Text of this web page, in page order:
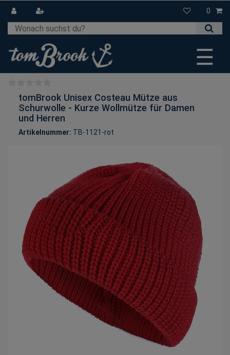
0
☰
tomBrook Unisex Costeau Mütze aus
Schurwolle - Kurze Wollmütze für Damen
und Herren
Artikelnummer: TB-1121-rot